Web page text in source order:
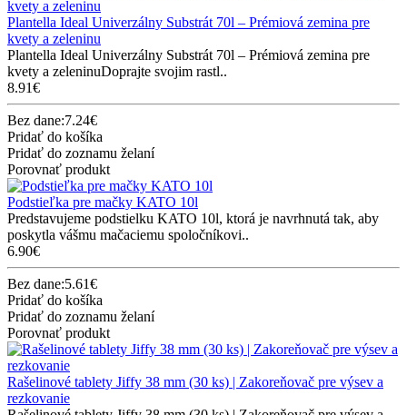
Plantella Ideal Univerzálny Substrát 70l – Prémiová zemina pre
kvety a zeleninu
Plantella Ideal Univerzálny Substrát 70l – Prémiová zemina pre
kvety a zeleninuDoprajte svojim rastl..
8.91€
Bez dane:7.24€
Pridať do košíka
Pridať do zoznamu želaní
Porovnať produkt
Podstieľka pre mačky KATO 10l
Predstavujeme podstielku KATO 10l, ktorá je navrhnutá tak, aby
poskytla vášmu mačaciemu spoločníkovi..
6.90€
Bez dane:5.61€
Pridať do košíka
Pridať do zoznamu želaní
Porovnať produkt
Rašelinové tablety Jiffy 38 mm (30 ks) | Zakoreňovač pre výsev a
rezkovanie